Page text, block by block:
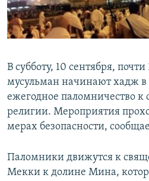
ПОБЕДИТЕЛЕЙ НЕ СУДЯТ?
КРЫМ.НЕПОКОРЕННЫЙ
УКРАИНСКАЯ ПРОБЛЕМА КРЫМА
ПРИСОЕДИНЯЙТЕСЬ!
Все сайты RFE/RL
В субботу, 10 сентября,
мусульман начинают хадж в
ежегодное паломничество к
религии. Мероприятия
мерах безопасности,
Паломники движутся к
Мекки к долине Мина,